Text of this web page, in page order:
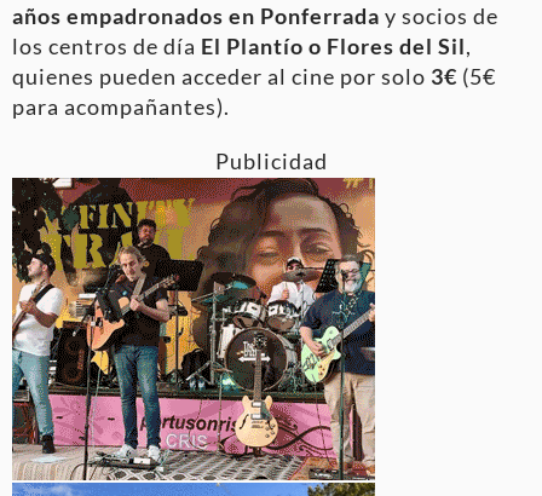
años empadronados en Ponferrada y socios de
los centros de día El Plantío o Flores del Sil,
quienes pueden acceder al cine por solo 3€ (5€
para acompañantes).
Publicidad